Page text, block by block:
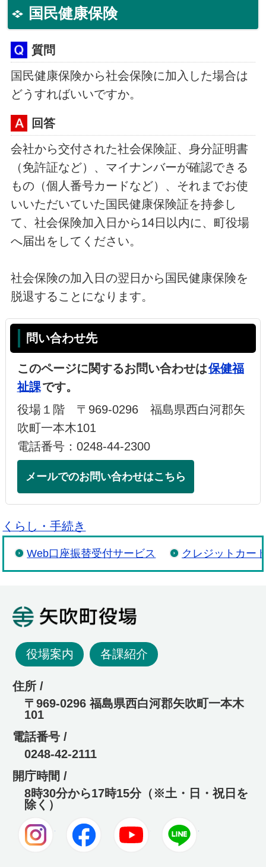
国民健康保険
質問
国民健康保険から社会保険に加入した場合は
どうすればいいですか。
回答
会社から交付された社会保険証、身分証明書
（免許証など）、マイナンバーが確認できる
もの（個人番号カードなど）、それまでお使
いいただいていた国民健康保険証を持参し
て、社会保険加入日から14日以内に、町役場
へ届出をしてください。
社会保険の加入日の翌日から国民健康保険を
脱退することになります。
問い合わせ先
このページに関するお問い合わせは保健福
祉課です。
役場１階 〒969-0296 福島県西白河郡矢
吹町一本木101
電話番号：0248-44-2300
メールでのお問い合わせはこちら
くらし・手続き
Web口座振替受付サービス クレジットカー
役場案内 各課紹介
住所 /
〒969-0296 福島県西白河郡矢吹町一本木
101
電話番号 /
0248-42-2111
開庁時間 /
8時30分から17時15分（※土・日・祝日を
除く）
Instagram Facebook Youtube